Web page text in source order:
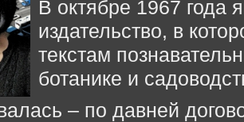
В октябре 1967 года
издательство, в
текстам
ботанике и
– по давней